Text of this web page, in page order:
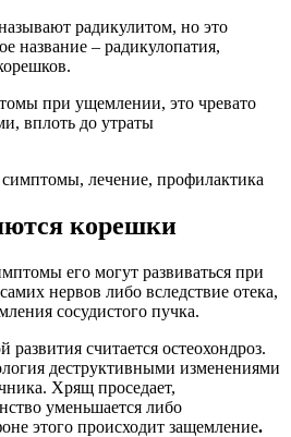
радикулитом, но это
название – радикулопатия,
при ущемлении, это чревато
вплоть до утраты
корешки
его могут развиваться при
нервов либо вследствие отека,
сосудистого пучка.
считается остеохондроз.
деструктивными изменениями
Хрящ проседает,
уменьшается либо
этого происходит защемление.